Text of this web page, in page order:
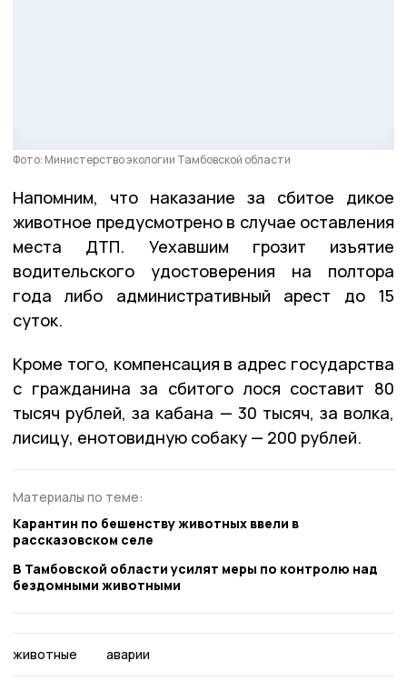
Фото: Министерство экологии Тамбовской области
Напомним, что наказание за сбитое дикое
животное предусмотрено в случае оставления
места ДТП. Уехавшим грозит изъятие
водительского удостоверения на полтора
года либо административный арест до 15
суток.
Кроме того, компенсация в адрес государства
с гражданина за сбитого лося составит 80
тысяч рублей, за кабана — 30 тысяч, за волка,
лисицу, енотовидную собаку — 200 рублей.
Материалы по теме:
Карантин по бешенству животных ввели в
рассказовском селе
В Тамбовской области усилят меры по контролю над
бездомными животными
животные аварии